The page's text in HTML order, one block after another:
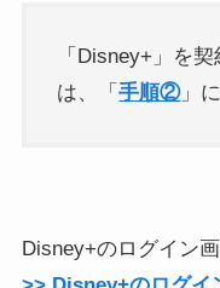
「Disney+」を
は、「手順②」
Disney+のログイン